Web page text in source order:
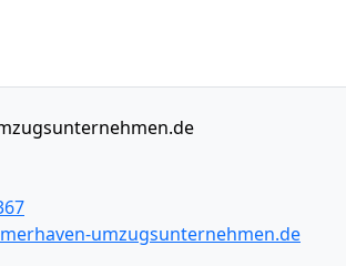
umzugsunternehmen.de